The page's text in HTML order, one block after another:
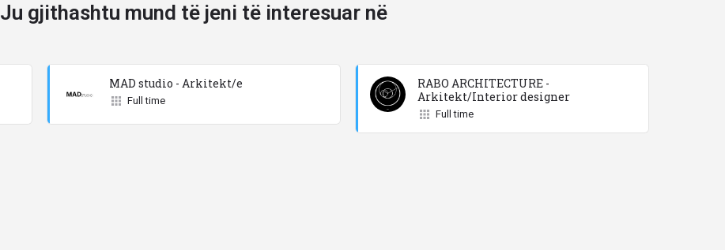
Ju gjithashtu mund të jeni të interesuar në
MAD studio - Arkitekt/e
Full time
RABO ARCHITECTURE -
Arkitekt/Interior designer
Full time